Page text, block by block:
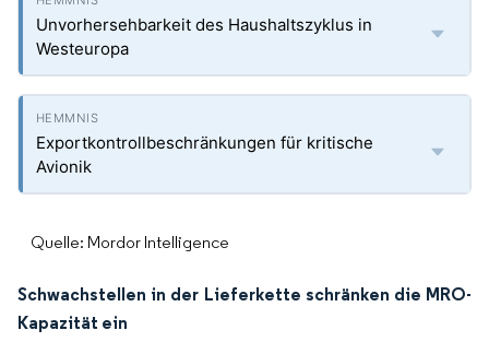
Unvorhersehbarkeit des Haushaltszyklus in
Westeuropa
Exportkontrollbeschränkungen für kritische
Avionik
Quelle: Mordor Intelligence
Schwachstellen in der Lieferkette schränken die MRO-
Kapazität ein